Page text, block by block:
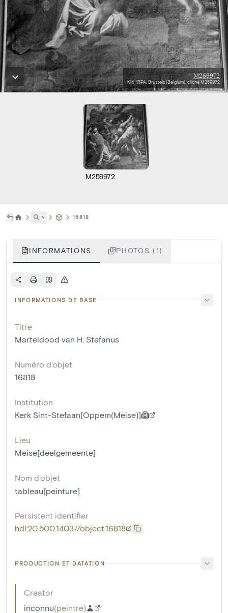
M259972
KIK-IRPA, Brussels (Belgium), cliché M259972
M259972
˅ 16818
INFORMATIONS PHOTOS (1)
INFORMATIONS DE BASE
Titre
Marteldood van H. Stefanus
Numéro d'objet
16818
Institution
Kerk Sint-Stefaan[Oppem(Meise)]
Lieu
Meise[deelgemeente]
Nom d'objet
tableau[peinture]
Persistent identifier
hdl:20.500.14037/object.16818
PRODUCTION ET DATATION
Creator
inconnu(peintre)